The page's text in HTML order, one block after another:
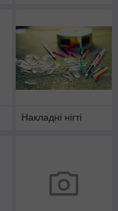
Накладні нігті